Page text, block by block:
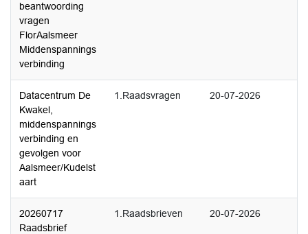
beantwoording
vragen
FlorAalsmeer
Middenspannings
verbinding
Datacentrum De
Kwakel,
middenspannings
verbinding en
gevolgen voor
Aalsmeer/Kudelst
aart
1.Raadsvragen 20-07-2026
20260717
Raadsbrief
1.Raadsbrieven 20-07-2026